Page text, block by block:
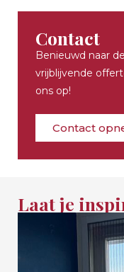
Contact
Benieuwd naar
vrijblijvende
ons op!
Contact
Laat je